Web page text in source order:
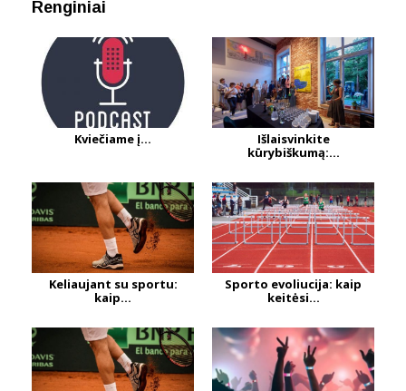
Renginiai
Kviečiame į...
Išlaisvinkite
kūrybiškumą:...
Keliaujant su sportu:
kaip...
Sporto evoliucija: kaip
keitėsi...